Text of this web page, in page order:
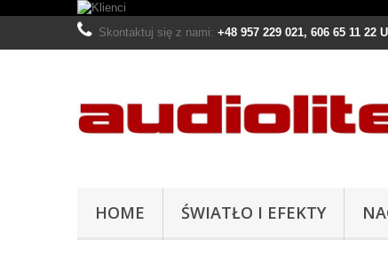
Skontaktuj się z nami: +48 957 229 021, 606 65 11
HOME ŚWIATŁO I EFEKTY